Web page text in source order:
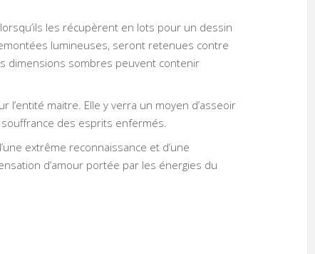
les récupèrent en lots pour un dessin
lumineuses, seront retenues contre
dimensions sombres peuvent contenir
l’entité maitre. Elle y verra un moyen d’asseoir
des esprits enfermés.
extrême reconnaissance et d’une
d’amour portée par les énergies du